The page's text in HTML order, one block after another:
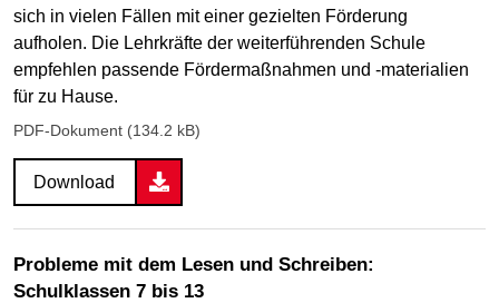
sich in vielen Fällen mit einer gezielten Förderung
aufholen. Die Lehrkräfte der weiterführenden Schule
empfehlen passende Fördermaßnahmen und -materialien
für zu Hause.
PDF-Dokument (134.2 kB)
Download
Probleme mit dem Lesen und Schreiben:
Schulklassen 7 bis 13